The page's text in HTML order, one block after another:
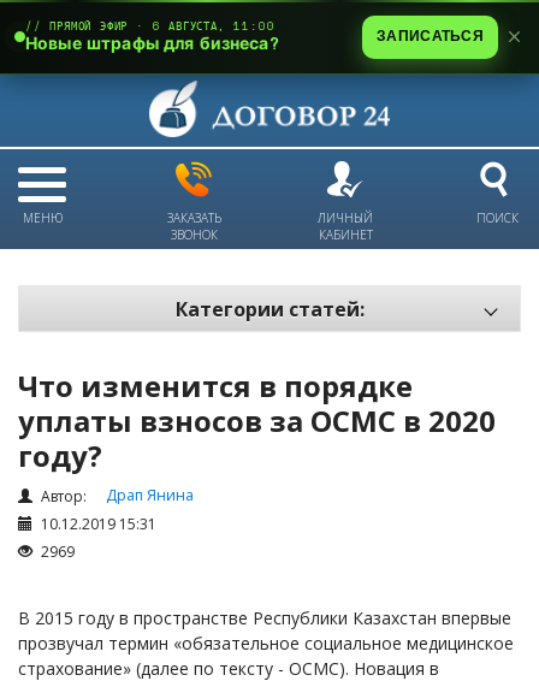
МЕНЮ
ЗАКАЗАТЬ
ЗВОНОК
ЛИЧНЫЙ
КАБИНЕТ
ПОИСК
Категории статей:
Электронный документооборот и цифровая подпись
Трудовые отношения
Техника безопасности и охрана труда
Изменения в законодательстве РК
Займы
Регистрация ТОО
Проверка государственных органов
Что изменится в порядке
уплаты взносов за ОСМС в 2020
году?
Автор:
Драп Янина
10.12.2019 15:31
2969
В 2015 году в пространстве Республики Казахстан впервые
прозвучал термин «обязательное социальное медицинское
страхование» (далее по тексту - ОСМС). Новация в
// ПРЯМОЙ ЭФИР · 6 АВГУСТА, 11:00
Новые штрафы для бизнеса? ЗАПИСАТЬСЯ